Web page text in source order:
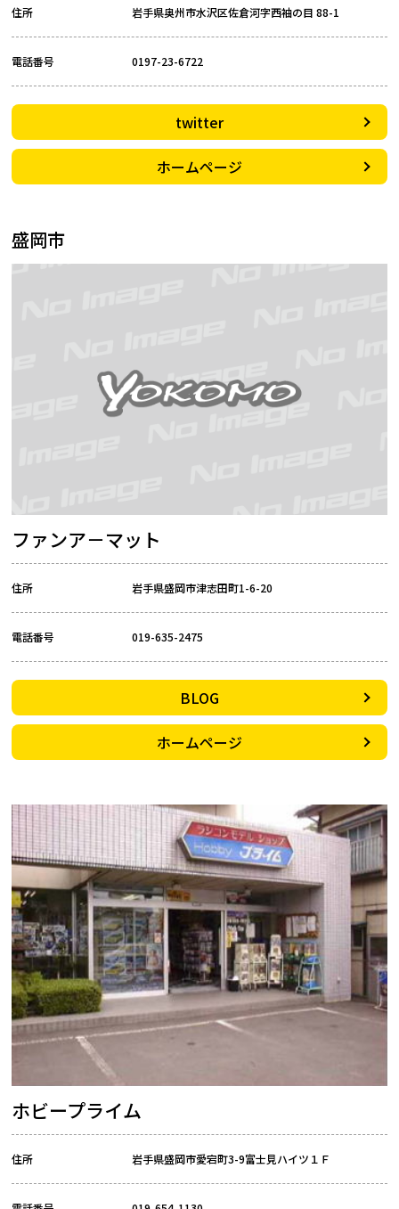
住所 岩手県奥州市水沢区佐倉河字西袖の目 88-1
電話番号 0197-23-6722
twitter
ホームページ
盛岡市
ファンア－マット
住所 岩手県盛岡市津志田町1-6-20
電話番号 019-635-2475
BLOG
ホームページ
ホビープライム
住所 岩手県盛岡市愛宕町3-9富士見ハイツ１Ｆ